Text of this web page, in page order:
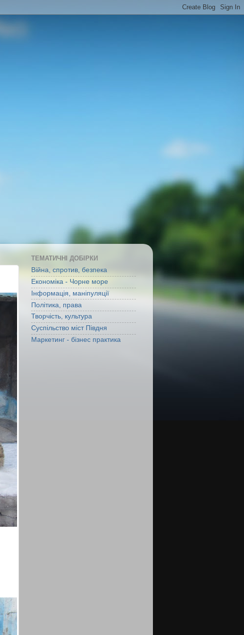
ТЕМАТИЧНІ ДОБІРКИ
Війна, спротив, безпека
Економіка - Чорне море
Інформація, маніпуляції
Політика, права
Творчість, культура
Суспільство міст Півдня
Маркетинг - бізнес практика